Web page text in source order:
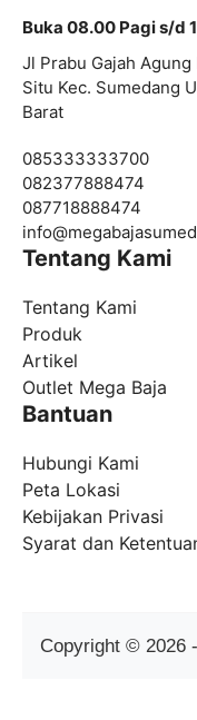
Buka 08.00 Pagi s/d
Jl Prabu Gajah
Situ Kec. Sumedang
Barat
085333333700
082377888474
087718888474
info@
Tentang Kami
Tentang Kami
Produk
Artikel
Outlet Mega Baja
Bantuan
Hubungi Kami
Peta Lokasi
Kebijakan Privasi
Syarat dan
Copyright © 2026-